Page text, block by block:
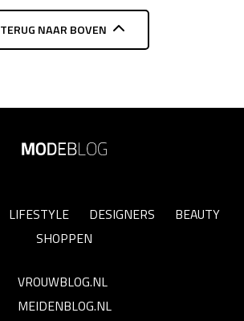
TERUG NAAR BOVEN
LIFESTYLE DESIGNERS
BEAUTY
SHOPPEN
VROUWBLOG.NL
MEIDENBLOG.NL